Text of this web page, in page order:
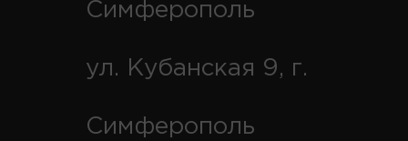
Симферополь
ул. Кубанская 9, г.
Симферополь